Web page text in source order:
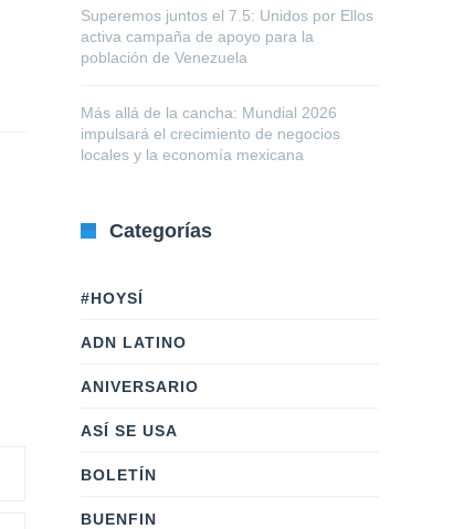
Superemos juntos el 7.5: Unidos por Ellos
activa campaña de apoyo para la
población de Venezuela
Más allá de la cancha: Mundial 2026
impulsará el crecimiento de negocios
locales y la economía mexicana
Categorías
#HOYSÍ
ADN LATINO
ANIVERSARIO
ASÍ SE USA
BOLETÍN
BUENFIN